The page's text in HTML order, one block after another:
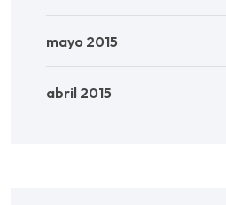
mayo 2015
abril 2015